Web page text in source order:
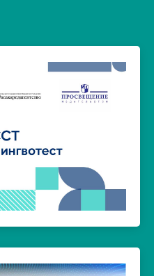
система
Позволяет
иностранным
сферах общения.